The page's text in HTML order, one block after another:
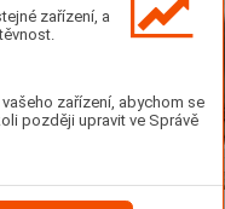
zařízení, a
zařízení, abychom se
později upravit ve Správě